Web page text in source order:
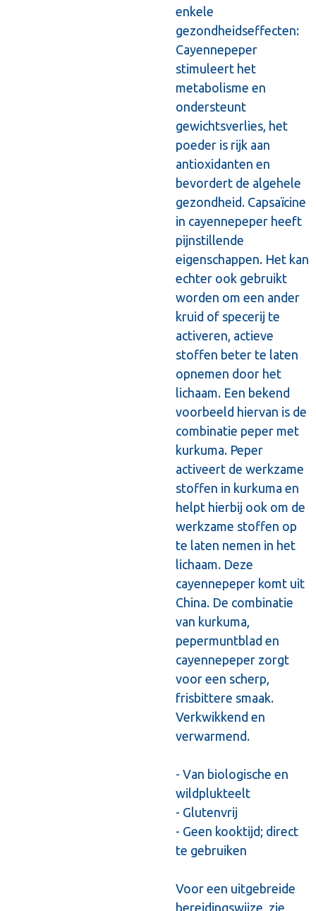
enkele
gezondheidseffecten:
Cayennepeper
stimuleert het
metabolisme en
ondersteunt
gewichtsverlies, het
poeder is rijk aan
antioxidanten en
bevordert de algehele
gezondheid. Capsaïcine
in cayennepeper heeft
pijnstillende
eigenschappen. Het kan
echter ook gebruikt
worden om een ander
kruid of specerij te
activeren, actieve
stoffen beter te laten
opnemen door het
lichaam. Een bekend
voorbeeld hiervan is de
combinatie peper met
kurkuma. Peper
activeert de werkzame
stoffen in kurkuma en
helpt hierbij ook om de
werkzame stoffen op
te laten nemen in het
lichaam. Deze
cayennepeper komt uit
China. De combinatie
van kurkuma,
pepermuntblad en
cayennepeper zorgt
voor een scherp,
frisbittere smaak.
Verkwikkend en
verwarmend.
- Van biologische en
wildplukteelt
- Glutenvrij
- Geen kooktijd; direct
te gebruiken
Voor een uitgebreide
bereidingswijze, zie